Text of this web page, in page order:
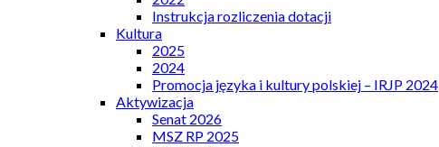
Instrukcja rozliczenia dotacji
Kultura
2025
2024
Promocja języka i kultury polskiej – IRJP 2024
Aktywizacja
Senat 2026
MSZ RP 2025